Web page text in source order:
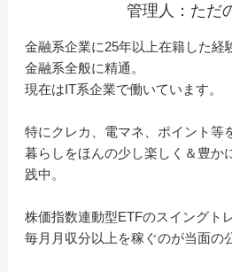
管理人：ただ
金融系企業に25年以上在籍した経
金融系全般に精通。
現在はIT系企業で働いています。
特にクレカ、電マネ、ポイント等
暮らしをほんの少し楽しく＆豊か
践中。
株価指数連動型ETFのスイングト
毎月月収分以上を稼ぐのが当面の